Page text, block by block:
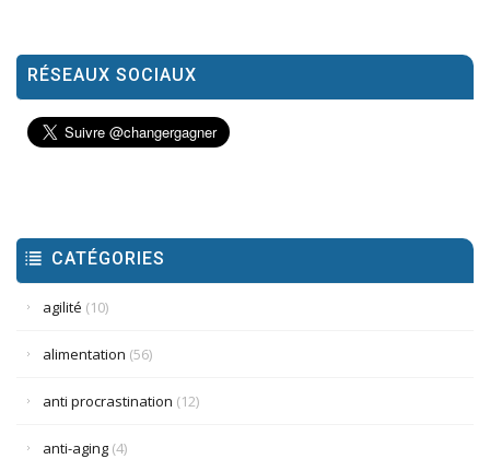
RÉSEAUX SOCIAUX
CATÉGORIES
agilité (10)
alimentation (56)
anti procrastination (12)
anti-aging (4)